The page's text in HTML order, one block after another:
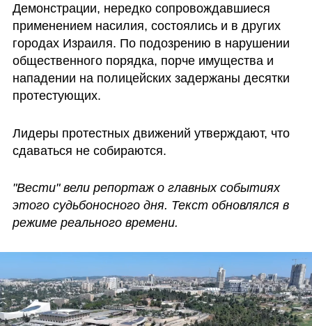
Демонстрации, нередко сопровождавшиеся
применением насилия, состоялись и в других
городах Израиля. По подозрению в нарушении
общественного порядка, порче имущества и
нападении на полицейских задержаны десятки
протестующих.
Лидеры протестных движений утверждают, что
сдаваться не собираются.
"Вести" вели репортаж о главных событиях
этого судьбоносного дня. Текст обновлялся в
режиме реального времени.